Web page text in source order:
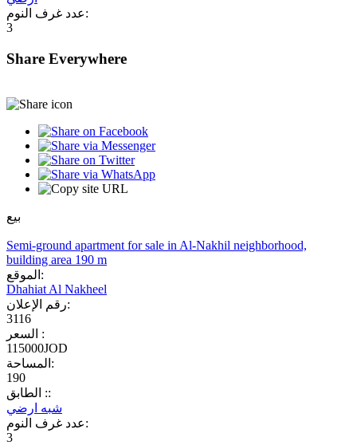
عدد غرف النوم:
3
Share Everywhere
بيع
Semi-ground apartment for sale in Al-Nakhil neighborhood,
building area 190 m
الموقع:
Dhahiat Al Nakheel
رقم الإعلان:
3116
السعر :
115000JOD
المساحة:
190
الطابق ::
شبه ارضي
عدد غرف النوم:
3